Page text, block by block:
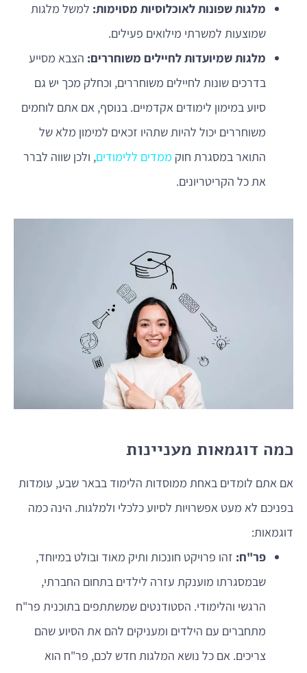
מלגות שפונות לאוכלוסיות מסוימות: למשל מלגות
שמוצעות למשרתי מילואים פעילים.
מלגות שמיועדות לחיילים משוחררים: הצבא מסייע
בדרכים שונות לחיילים משוחררים, וכחלק מכך יש גם
סיוע במימון לימודים אקדמיים. בנוסף, אם אתם לוחמים
משוחררים יכול להיות שתהיו זכאים למימון מלא של
התואר במסגרת חוק ממדים ללימודים, ולכן שווה לברר
את כל הקריטריונים.
כמה דוגמאות מעניינות
אם אתם לומדים באחת ממוסדות הלימוד בבאר שבע, עומדות
בפניכם לא מעט אפשרויות לסיוע כלכלי ולמלגות. הינה כמה
דוגמאות:
פר"ח: זהו פרויקט חונכות ותיק מאוד ובולט במיוחד,
שבמסגרתו מוענקת עזרה לילדים בתחום החברתי,
הרגשי והלימודי. הסטודנטים שמשתתפים בתוכנית פר"ח
מתחברים עם הילדים ומעניקים להם את הסיוע שהם
צריכים. אם כל נושא המלגות חדש לכם, פר"ח הוא